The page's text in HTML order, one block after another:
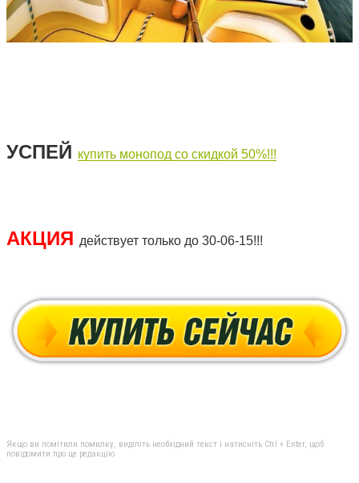
УСПЕЙ купить монопод со скидкой 50%!!!
АКЦИЯ действует только до 30-06-15!!!
Якщо ви помітили помилку, виділіть необхідний текст і натисніть Ctrl + Enter, щоб
повідомити про це редакцію